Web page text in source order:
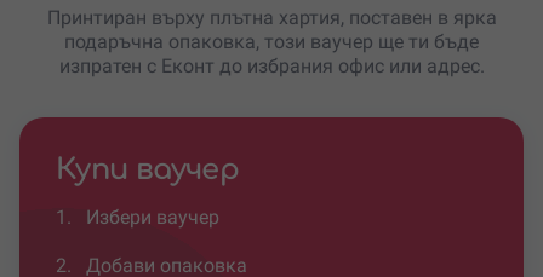
Принтиран върху плътна хартия, поставен в ярка
подаръчна опаковка, този ваучер ще ти бъде
изпратен с Еконт до избрания офис или адрес.
Купи ваучер
1. Избери ваучер
2. Добави опаковка